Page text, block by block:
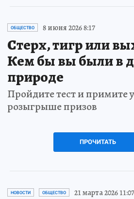
ОБЩЕСТВО 8 июня 2026 8:17
Стерх, тигр или
Кем бы вы были в
природе
Пройдите тест и примите
розыгрыше призов
ПРОЧИТАТЬ
НОВОСТИ ОБЩЕСТВО 21 марта 2026 11:07